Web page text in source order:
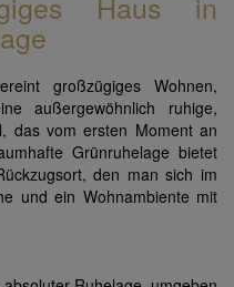
großzügiges Wohnen,
außergewöhnlich ruhige,
das vom ersten Moment an
Grünruhelage bietet
den man sich im
und ein Wohnambiente mit